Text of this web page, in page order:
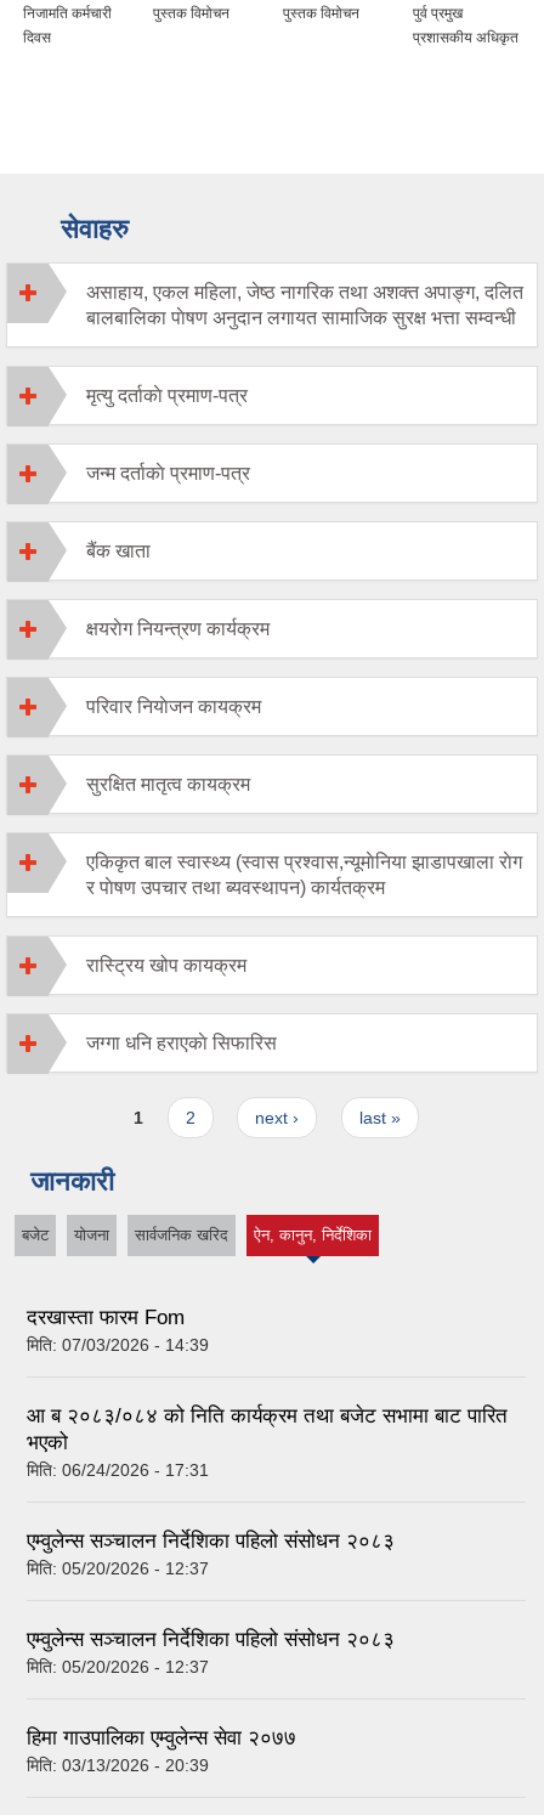
निजामति कर्मचारी
दिवस
पुस्तक विमोचन पुस्तक विमोचन
पुर्व प्रमुख
प्रशासकीय अधिकृत
सेवाहरु
असाहाय, एकल महिला, जेष्ठ नागरिक तथा अशक्त अपाङ्ग, दलित
बालबालिका पाेषण अनुदान लगायत सामाजिक सुरक्ष भत्ता सम्वन्धी
मृत्यु दर्ताकाे प्रमाण-पत्र
जन्म दर्ताकाे प्रमाण-पत्र
बैंक खाता
क्षयराेग नियन्त्रण कार्यक्रम
परिवार नियाेजन कायक्रम
सुरक्षित मातृत्व कायक्रम
एकिकृत बाल स्वास्थ्य (स्वास प्रश्वास,न्यूमाेनिया झाडापखाला राेग
र पाेषण उपचार तथा ब्यवस्थापन) कार्यतक्रम
रास्ट्रिय खोप कायक्रम
जग्गा धनि हराएकाे सिफारिस
1 2 next › last »
जानकारी
बजेट योजना सार्वजनिक खरिद ऐन, कानुन, निर्देशिका
(active tab)
दरखास्ता फारम Fom
मिति: 07/03/2026 - 14:39
आ ब २०८३/०८४ को निति कार्यक्रम तथा बजेट सभामा बाट पारित
भएको
मिति: 06/24/2026 - 17:31
एम्वुलेन्स सञ्‍चालन निर्देशिका पहिलो संसोधन २०८३
मिति: 05/20/2026 - 12:37
एम्वुलेन्स सञ्‍चालन निर्देशिका पहिलो संसोधन २०८३
मिति: 05/20/2026 - 12:37
हिमा गाउपालिका एम्वुलेन्स सेवा २०७७
मिति: 03/13/2026 - 20:39